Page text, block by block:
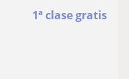
1ª clase gratis